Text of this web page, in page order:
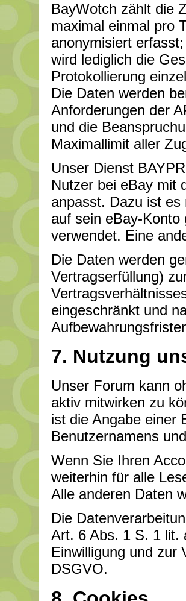
BayWotch zählt die
maximal einmal pro
anonymisiert
wird lediglich die
Protokollierung
Die Daten werden
Anforderungen der
und die
Maximallimit aller
Unser Dienst
Nutzer bei eBay mit
anpasst. Dazu ist
auf sein eBay-Konto
verwendet. Eine
Die Daten werden
Vertragserfüllung)
eingeschränkt und
7. Nutzung
Unser Forum kann
aktiv mitwirken zu
ist die Angabe einer
Benutzernamens
Wenn Sie Ihren
weiterhin für alle
Alle anderen Daten
Die
Art. 6 Abs. 1 S. 1 lit.
Einwilligung und zur
DSGVO.